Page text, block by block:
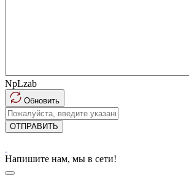
NpLzab
Обновить
ОТПРАВИТЬ
Напишите нам, мы в сети!